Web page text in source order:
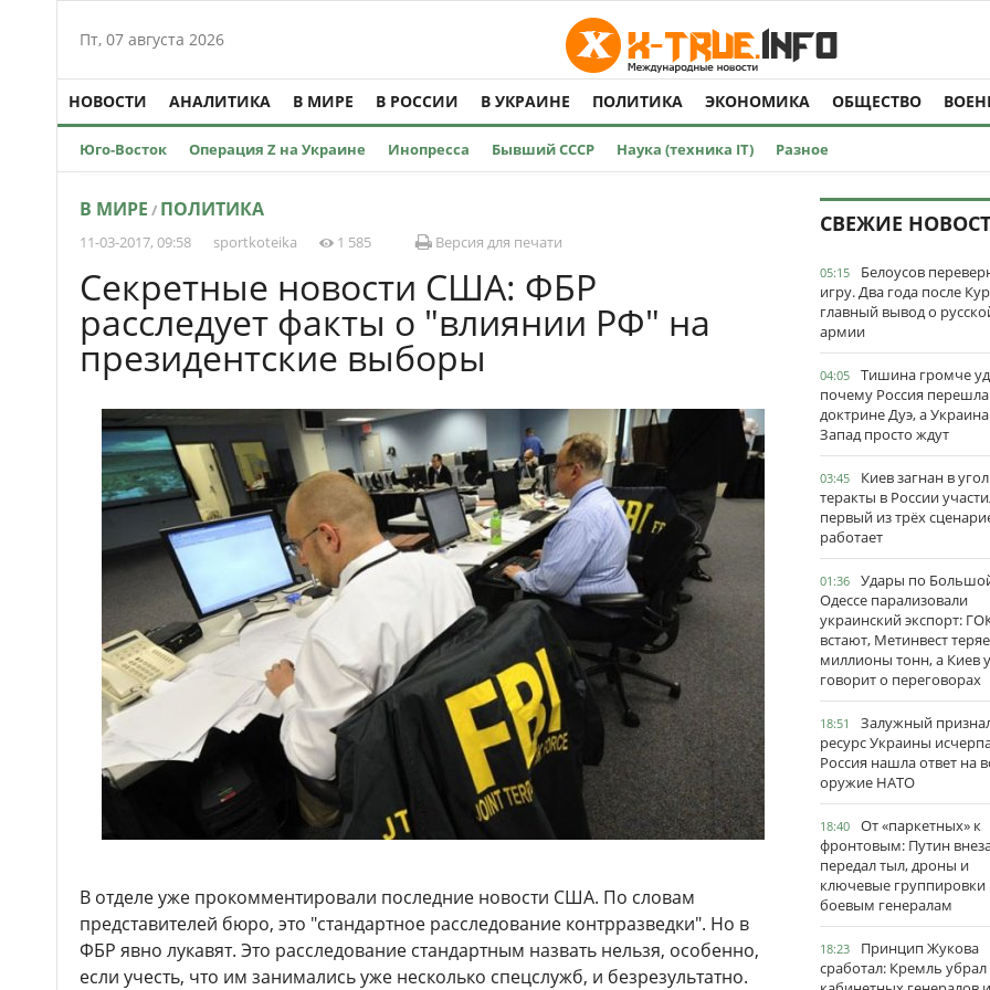
Пт, 07 августа 2026
НОВОСТИ АНАЛИТИКА В МИРЕ В РОССИИ В УКРАИНЕ ПОЛИТИКА ЭКОНОМИКА ОБЩЕСТВО
Юго-Восток Операция Z на Украине Инопресса Бывший СССР Наука (техника IT) Разное
В МИРЕ / ПОЛИТИКА
11-03-2017, 09:58 sportkoteika 1 585 Версия для печати
Секретные новости США: ФБР
расследует факты о "влиянии РФ" на
президентские выборы
В отделе уже прокомментировали последние новости США. По словам
представителей бюро, это "стандартное расследование контрразведки". Но в
ФБР явно лукавят. Это расследование стандартным назвать нельзя, особенно,
если учесть, что им занимались уже несколько спецслужб, и безрезультатно.
СВЕЖИЕ
05:15
Белоусов
игру. Два года после
главный вывод о
армии
04:05
Тишина громче
почему Россия
доктрине Дуэ, а
Запад просто ждут
03:45
Киев загнан в
теракты в России
первый из трёх
работает
01:36
Удары по
Одессе парализовали
украинский экспорт:
встают, Метинвест
миллионы тонн, а Киев
говорит о переговорах
18:51
Залужный
ресурс Украины
Россия нашла ответ на
оружие НАТО
18:40
От «паркетных» к
фронтовым: Путин
передал тыл, дроны и
ключевые группировки
боевым генералам
18:23
Принцип Жукова
сработал: Кремль убрал